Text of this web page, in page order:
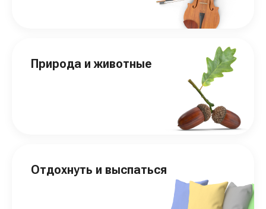
Природа и животные
Отдохнуть и выспаться